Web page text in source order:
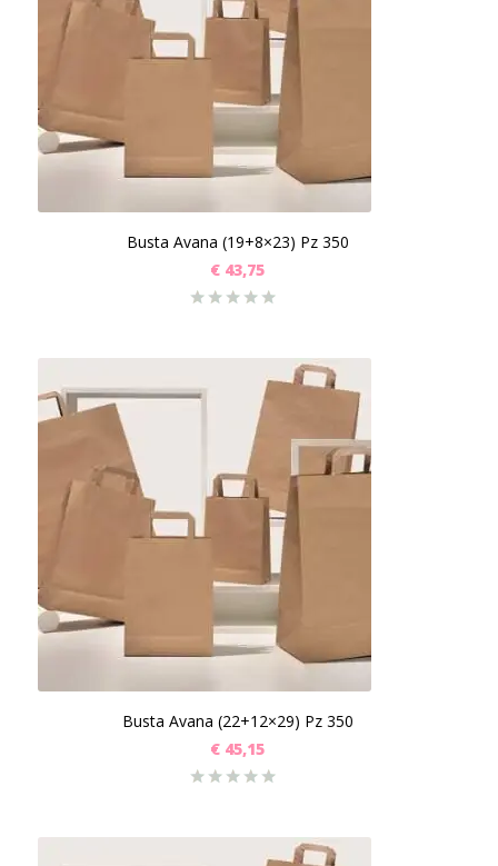
Busta Avana (19+8×23) Pz 350
€ 43,75
Busta Avana (22+12×29) Pz 350
€ 45,15